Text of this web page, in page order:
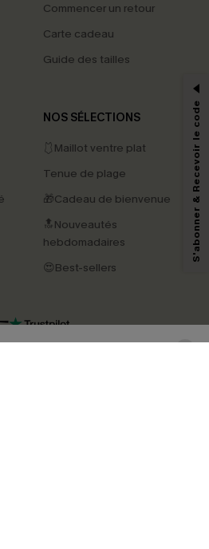
Commencer un retour
Carte cadeau
Guide des tailles
NOS SÉLECTIONS
🩱Maillot ventre plat
Tenue de plage
🎁Cadeau de bienvenue
🔝Nouveautés
hebdomadaires
😍Best-sellers
4.4
DE -15%
généré par l'IA) de Cupshe et
sur notre site ainsi que des
de mesurer votre engagement, de
nos offres, et de vous recommander des
intéresser, conformément à notre
Politique de
vous désabonner à tout moment.
S'abonner & Recevoir le code